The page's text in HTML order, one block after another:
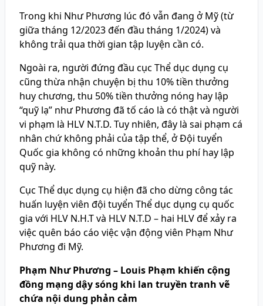
Trong khi Như Phương lúc đó vẫn đang ở Mỹ (từ
giữa tháng 12/2023 đến đầu tháng 1/2024) và
không trải qua thời gian tập luyện cần có.
Ngoài ra, người đứng đầu cục Thể dục dụng cụ
cũng thừa nhận chuyện bị thu 10% tiền thưởng
huy chương, thu 50% tiền thưởng nóng hay lập
“quỹ lạ” như Phương đã tố cáo là có thật và người
vi phạm là HLV N.T.D. Tuy nhiên, đây là sai phạm cá
nhân chứ không phải của tập thể, ở Đội tuyển
Quốc gia không có những khoản thu phí hay lập
quỹ này.
Cục Thể dục dụng cụ hiện đã cho dừng công tác
huấn luyện viên đội tuyển Thể dục dụng cụ quốc
gia với HLV N.H.T và HLV N.T.D – hai HLV để xảy ra
việc quên báo cáo việc vận động viên Phạm Như
Phương đi Mỹ.
Phạm Như Phương – Louis Phạm khiến cộng
đồng mạng dậy sóng khi lan truyền tranh vẽ
chứa nội dung phản cảm